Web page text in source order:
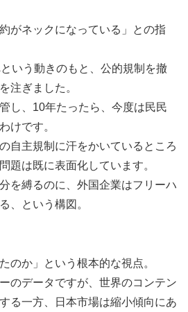
がネックになっている」との指
いう動きのもと、公的規制を撤
注ぎました。
し、10年たったら、今度は民民
けです。
自主規制に汗をかいているところ
題は既に表面化しています。
を縛るのに、外国企業はフリーハ
、という構図。
のか」という根本的な視点。
のデータですが、世界のコンテン
る一方、日本市場は縮小傾向にあ